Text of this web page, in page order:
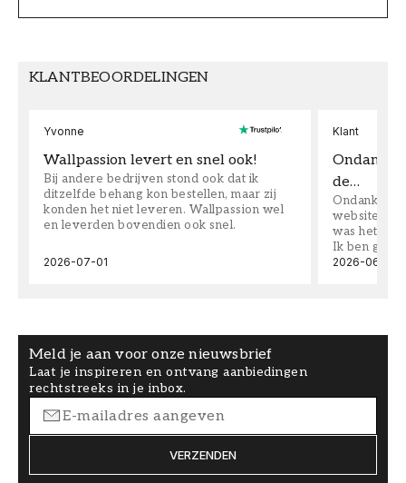
KLANTBEOORDELINGEN
Yvonne
Wallpassion levert en snel ook!
Bij andere bedrijven stond ook dat ik
ditzelfde behang kon bestellen, maar zij
konden het niet leveren. Wallpassion wel
en leverden bovendien ook snel.
2026-07-01
Klant
Ondanks
de…
Ondanks
website
was het
Ik ben
2026-06-08
Meld je aan voor onze nieuwsbrief
Laat je inspireren en ontvang aanbiedingen
rechtstreeks in je inbox.
VERZENDEN